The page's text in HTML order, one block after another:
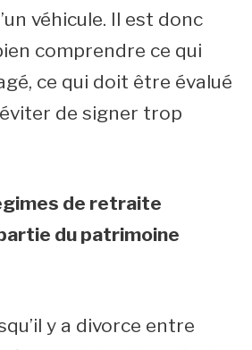
véhicule. Il est donc
comprendre ce qui
ce qui doit être évalué
de signer trop
de retraite
du patrimoine
y a divorce entre